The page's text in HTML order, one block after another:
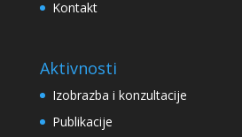
Kontakt
Aktivnosti
Izobrazba i konzultacije
Publikacije